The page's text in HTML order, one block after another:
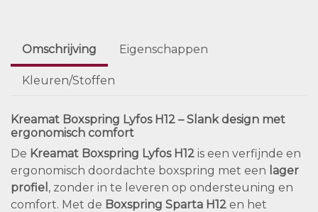
Omschrijving Eigenschappen
Kleuren/Stoffen
Kreamat Boxspring Lyfos H12 – Slank design met
ergonomisch comfort
De Kreamat Boxspring Lyfos H12 is een verfijnde en
ergonomisch doordachte boxspring met een lager
profiel , zonder in te leveren op ondersteuning en
comfort. Met de Boxspring Sparta H12 en het